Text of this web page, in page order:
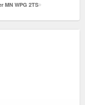
MN WPG 2TS